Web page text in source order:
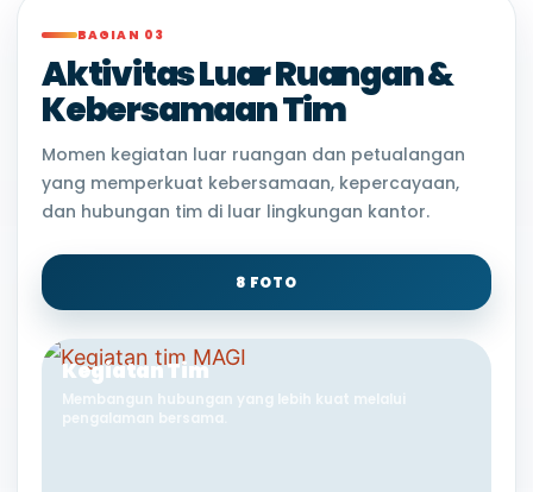
BAGIAN 03
Aktivitas Luar Ruangan &
Kebersamaan Tim
Momen kegiatan luar ruangan dan petualangan
yang memperkuat kebersamaan, kepercayaan,
dan hubungan tim di luar lingkungan kantor.
8 FOTO
Kegiatan Tim
Membangun hubungan yang lebih kuat melalui
pengalaman bersama.